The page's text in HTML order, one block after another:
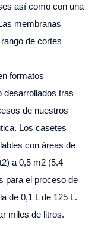
así como con una
membranas
de cortes
formatos
tras
de nuestros
Los casetes
con áreas de
a 0,5 m2 (5.4
para el proceso de
de 0,1 L de 125 L.
miles de litros.